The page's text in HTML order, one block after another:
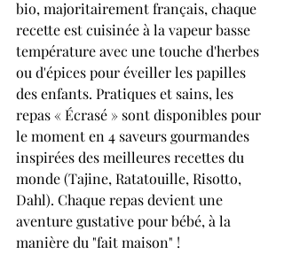
bio, majoritairement français, chaque
recette est cuisinée à la vapeur basse
température avec une touche d'herbes
ou d'épices pour éveiller les papilles
des enfants. Pratiques et sains, les
repas « Écrasé » sont disponibles pour
le moment en 4 saveurs gourmandes
inspirées des meilleures recettes du
monde (Tajine, Ratatouille, Risotto,
Dahl). Chaque repas devient une
aventure gustative pour bébé, à la
manière du "fait maison" !